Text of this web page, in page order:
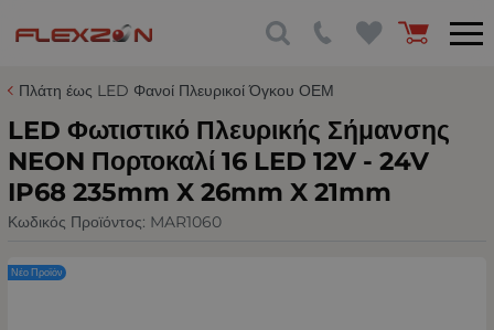
Πλάτη έως LED Φανοί Πλευρικοί Όγκου ΟΕΜ
LED Φωτιστικό Πλευρικής Σήμανσης
NEON Πορτοκαλί 16 LED 12V - 24V
IP68 235mm X 26mm X 21mm
Κωδικός Προϊόντος: MAR1060
Νέο Προϊόν